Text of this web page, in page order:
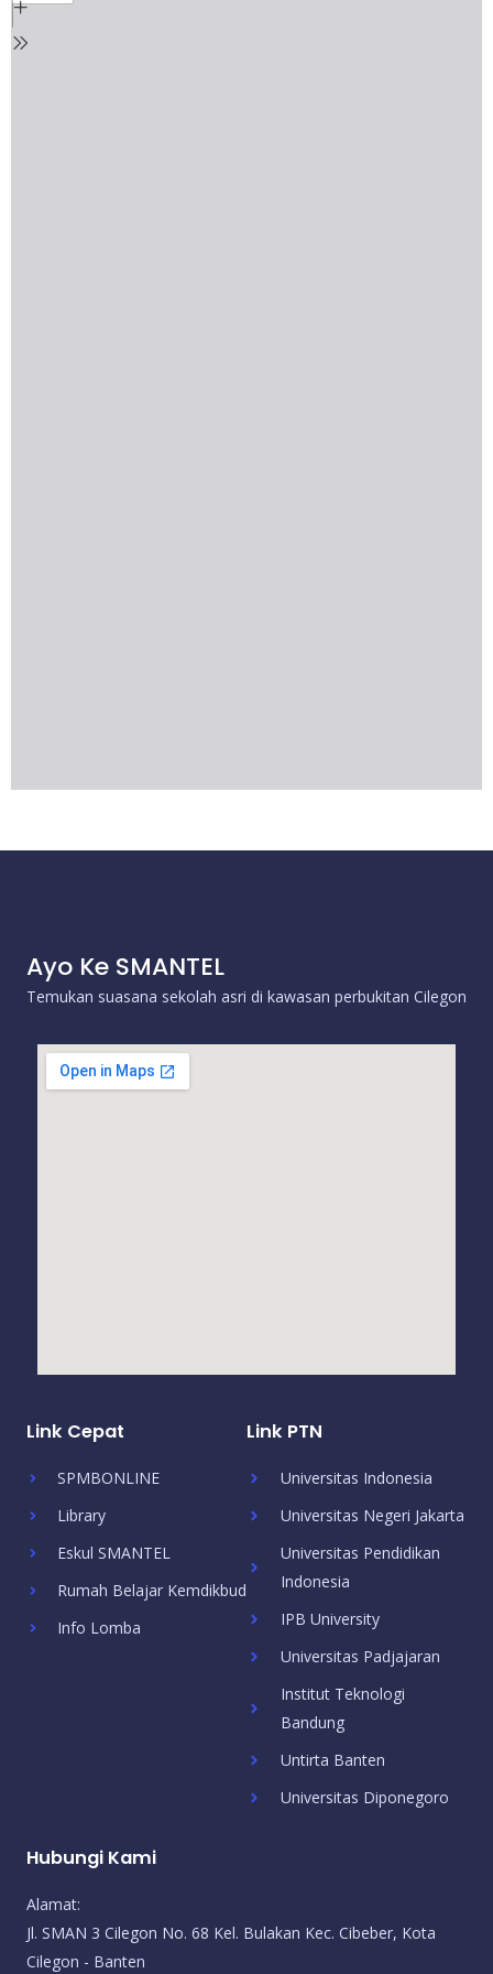
Ayo Ke SMANTEL
Temukan suasana sekolah asri di kawasan perbukitan Cilegon
Link Cepat
SPMBONLINE
Library
Eskul SMANTEL
Rumah Belajar Kemdikbud
Info Lomba
Link PTN
Universitas Indonesia
Universitas Negeri Jakarta
Universitas Pendidikan
Indonesia
IPB University
Universitas Padjajaran
Institut Teknologi
Bandung
Untirta Banten
Universitas Diponegoro
Hubungi Kami
Alamat:
Jl. SMAN 3 Cilegon No. 68 Kel. Bulakan Kec. Cibeber, Kota
Cilegon - Banten